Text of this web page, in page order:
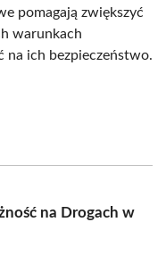
pomagają zwiększyć
warunkach
na ich bezpieczeństwo.
na Drogach w